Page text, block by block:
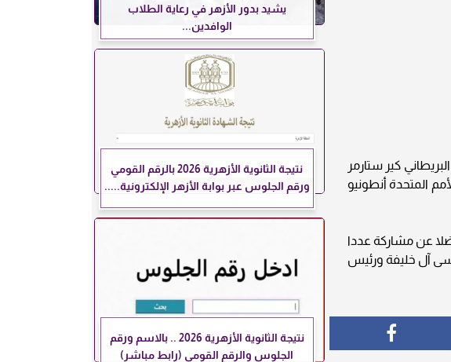
كير ستارمر
المتحدة أنطونيو
عن مشاركة عددا
آل خليفة ورئيس
يشيد بدور الأزهر في رعاية الطلاب
الوافدين...
نتيجة الثانوية الأزهرية 2026 بالرقم القومي
ورقم الجلوس عبر بوابة الأزهر الإلكترونية.....
نتيجة الثانوية الأزهرية 2026 .. بالاسم ورقم
الجلوس والرقم القومي (رابط مباشر)